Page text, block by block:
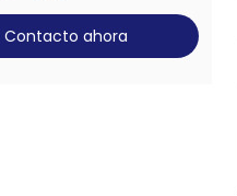
Contacto ahora